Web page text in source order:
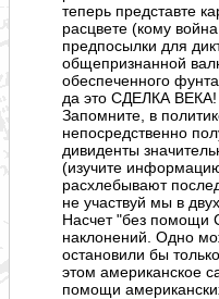
теперь представте
расцвете (кому
предпосылки для
общепризнанной
обеспеченного
да это СДЕЛКА
Запомните, в
непосредственно
дивиденты
(изучите
расхлебывают
не участвуй мы в
Насчет "без помощи
наклонений. Одно
остановили бы
этом американское
помощи